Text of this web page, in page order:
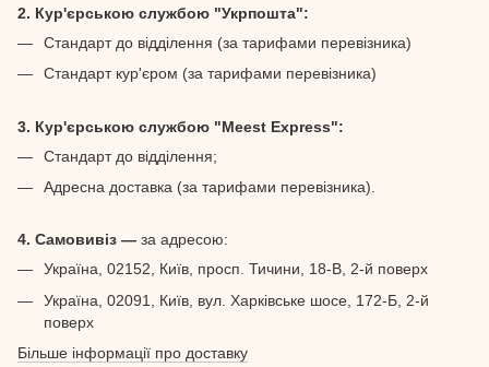
2. Кур'єрською службою "Укрпошта":
Стандарт до відділення (за тарифами перевізника)
Стандарт кур'єром (за тарифами перевізника)
3. Кур'єрською службою "Meest Express":
Стандарт до відділення;
Адресна доставка (за тарифами перевізника).
4. Самовивіз — за адресою:
Україна, 02152, Київ, просп. Тичини, 18-В, 2-й поверх
Україна, 02091, Київ, вул. Харківське шосе, 172-Б, 2-й
поверх
Більше інформації про доставку